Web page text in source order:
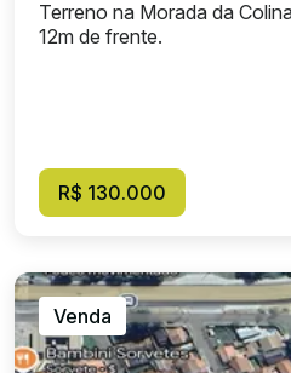
Terreno na Morada da
12m de frente.
R$ 130.000
Venda